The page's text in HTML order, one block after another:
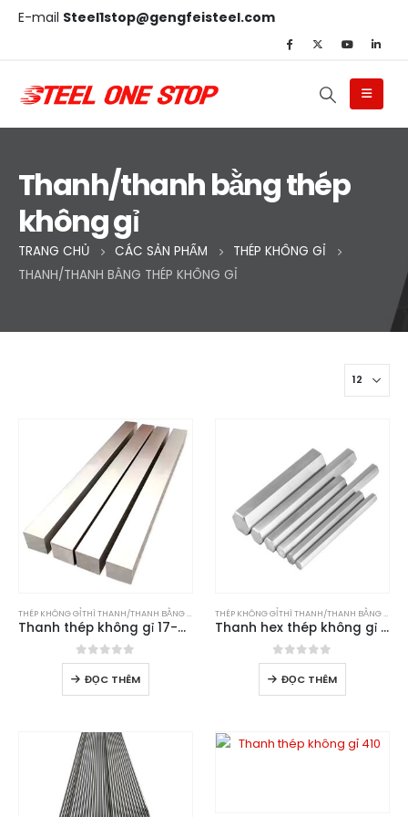
E-mail Steel1stop@gengfeisteel.com
Thanh/thanh bằng thép
không gỉ
TRANG CHỦ CÁC SẢN PHẨM
THÉP KHÔNG GỈ
THANH/THANH BẰNG THÉP KHÔNG GỈ
THÉP KHÔNG GỈTHÌTHANH/THANH BẰNG THÉP KHÔNG GỈ
Thanh thép không gỉ 17-4 pH
0trong số 5
ĐỌC THÊM
THÉP KHÔNG GỈTHÌTHANH/THANH BẰNG THÉP KHÔNG GỈ
Thanh hex thép không gỉ 303
0trong số 5
ĐỌC THÊM